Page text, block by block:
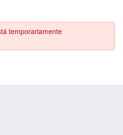
temporariamente